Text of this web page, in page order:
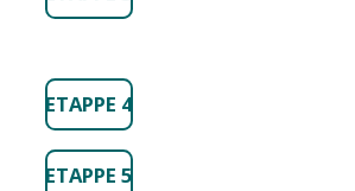
ETAPPE 4
ETAPPE 5